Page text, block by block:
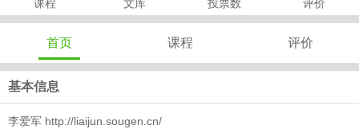
课程
文库 投票数 评价
首页 课程 评价
基本信息
李爱军 http://liaijun.sougen.cn/